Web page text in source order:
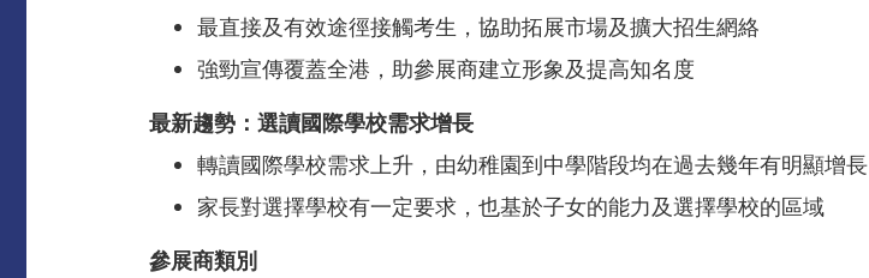
最直接及有效途徑接觸考生，協助拓展市場及擴大招生網絡
強勁宣傳覆蓋全港，助參展商建立形象及提高知名度
最新趨勢：選讀國際學校需求增長
轉讀國際學校需求上升，由幼稚園到中學階段均在過去幾年有明顯增長
家長對選擇學校有一定要求，也基於子女的能力及選擇學校的區域
參展商類別